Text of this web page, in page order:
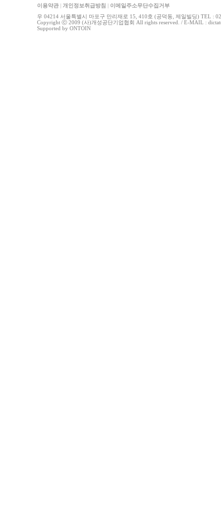
이용약관 개인정보취급방침
이메일주소무단수집거부
우 04214 서울특별시 마포구 만리재로 15, 410호 (공덕동, 제일빌딩) TEL :
Copyright ⓒ 2009 (사)개성공단기업협회 All rights reserved. / E-MAIL :
Supported by ONTOIN